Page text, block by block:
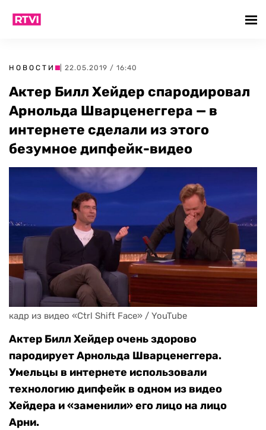
НОВОСТИ | 22.05.2019 / 16:40
Актер Билл Хейдер спародировал
Арнольда Шварценеггера — в
интернете сделали из этого
безумное дипфейк-видео
кадр из видео «Ctrl Shift Face» / YouTube
Актер Билл Хейдер очень здорово
пародирует Арнольда Шварценеггера.
Умельцы в интернете использовали
технологию дипфейк в одном из видео
Хейдера и «заменили» его лицо на лицо
Арни.